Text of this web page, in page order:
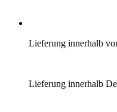
Lieferung innerhalb
Lieferung innerhalb